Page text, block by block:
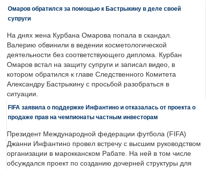
Омаров обратился за помощью к Бастрыкину в деле своей
супруги
На днях жена Курбана Омарова попала в скандал.
Валерию обвинили в ведении косметологической
деятельности без соответствующего диплома. Курбан
Омаров встал на защиту супруги и записал видео, в
котором обратился к главе Следственного Комитета
Александру Бастрыкину с просьбой разобраться в
ситуации.
FIFA заявила о поддержке Инфантино и отказалась от проекта о
продаже прав на чемпионаты частным инвесторам
Президент Международной федерации футбола (FIFA)
Джанни Инфантино провел встречу с высшим руководством
организации в марокканском Рабате. На ней в том числе
обсуждался проект по созданию дочерней структуры для